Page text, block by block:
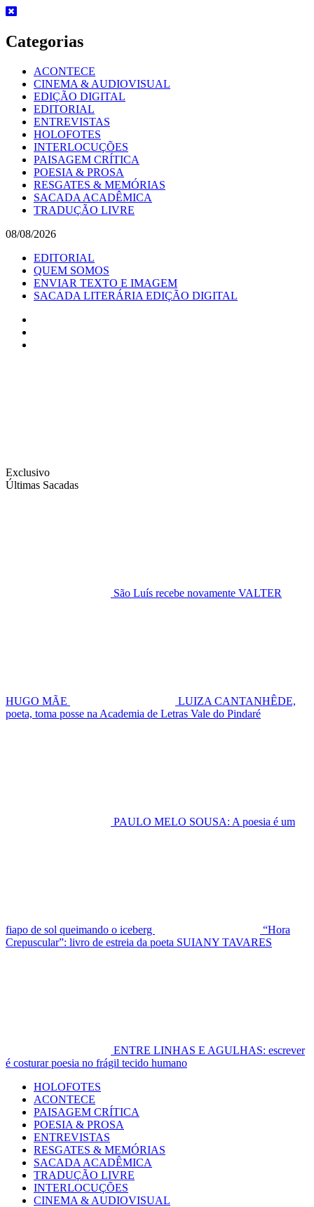
Skip
content
Categorias
ACONTECE
CINEMA & AUDIOVISUAL
EDIÇÃO DIGITAL
EDITORIAL
ENTREVISTAS
HOLOFOTES
INTERLOCUÇÕES
PAISAGEM CRÍTICA
POESIA & PROSA
RESGATES & MEMÓRIAS
SACADA ACADÊMICA
TRADUÇÃO LIVRE
08/08/2026
EDITORIAL
QUEM SOMOS
ENVIAR TEXTO E IMAGEM
SACADA LITERÁRIA EDIÇÃO DIGITAL
Exclusivo
Últimas Sacadas
São Luís recebe novamente VALTER
HUGO MÃE
LUIZA CANTANHÊDE,
poeta, toma posse na Academia de Letras Vale do Pindaré
PAULO MELO SOUSA: A poesia é um
fiapo de sol queimando o iceberg
“Hora
Crepuscular”: livro de estreia da poeta SUIANY TAVARES
ENTRE LINHAS E AGULHAS: escrever
é costurar poesia no frágil tecido humano
Primary
Menu
HOLOFOTES
ACONTECE
PAISAGEM CRÍTICA
POESIA & PROSA
ENTREVISTAS
RESGATES & MEMÓRIAS
SACADA ACADÊMICA
TRADUÇÃO LIVRE
INTERLOCUÇÕES
CINEMA & AUDIOVISUAL